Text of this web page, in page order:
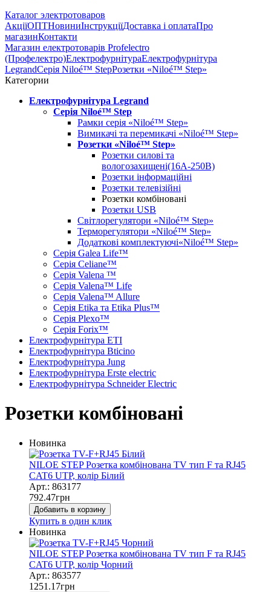
Каталог электротоваров
АкціїОПТНовиниІнструкціїДоставка і оплатаПро
магазинКонтакти
Магазин електротоварів Profelectro
(Профелектро)ЕлектрофурнітураЕлектрофурнітура
LegrandСерія Niloé™ StepРозетки «Niloé™ Step»
Категории
Електрофурнітура Legrand
Серія Niloé™ Step
Рамки серія «Niloé™ Step»
Вимикачі та перемикачі «Niloé™ Step»
Розетки «Niloé™ Step»
Розетки силові та
вологозахищені(16А-250В)
Розетки інформаційні
Розетки телевізійні
Розетки комбіновані
Розетки USB
Світлорегулятори «Niloé™ Step»
Терморегулятори «Niloé™ Step»
Додаткові комплектуючі«Niloé™ Step»
Серія Galea Life™
Серія Celiane™
Серія Valena ™
Серія Valena™ Life
Серія Valena™ Allure
Серія Etika та Etika Plus™
Серія Plexo™
Серія Forix™
Електрофурнітура ETI
Електрофурнітура Bticino
Електрофурнітура Jung
Електрофурнітура Erste electric
Електрофурнітура Schneider Electric
Розетки комбіновані
Новинка
NILOE STEP Розетка комбінована TV тип F та RJ45
CAT6 UTP, колір Білий
Арт.: 863177
792.47грн
Добавить в корзину
Купить в один клик
Новинка
NILOE STEP Розетка комбінована TV тип F та RJ45
CAT6 UTP, колір Чорний
Арт.: 863577
1251.17грн